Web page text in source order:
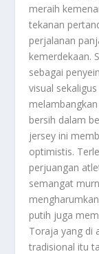
meraih
tekanan
perjalanan
kemerdekaan.
sebagai
visual
bersih dalam
jersey ini
optimistis.
perjuangan
semangat
putih juga
Toraja yang di
tradisional itu